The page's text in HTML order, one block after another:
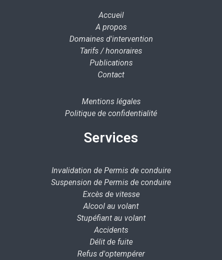
Accueil
A propos
Domaines d'intervention
Tarifs / honoraires
Publications
Contact
Mentions légales
Politique de confidentialité
Services
Invalidation de Permis de conduire
Suspension de Permis de conduire
Excès de vitesse
Alcool au volant
Stupéfiant au volant
Accidents
Délit de fuite
Refus d'optempérer